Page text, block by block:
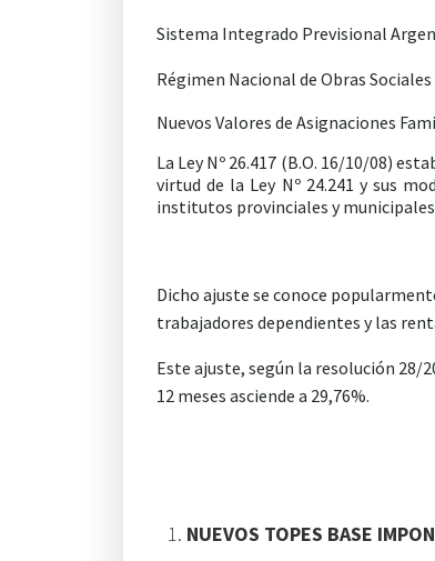
Sistema Integrado Previsional
Régimen Nacional de Obras Sociales
Nuevos Valores de Asignaciones
La Ley Nº 26.417 (B.O. 16/10/08)
virtud de la Ley Nº 24.241 y sus
institutos provinciales y
Dicho ajuste se conoce
trabajadores dependientes y las
Este ajuste, según la resolución 28/
12 meses asciende a 29,76%.
NUEVOS TOPES BASE